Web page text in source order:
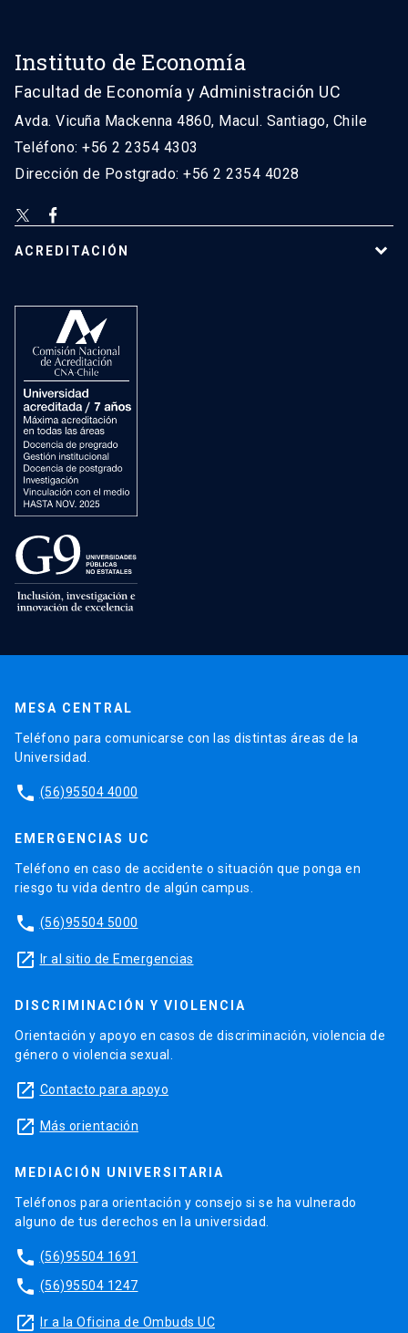
Instituto de Economía
Facultad de Economía y Administración UC
Avda. Vicuña Mackenna 4860, Macul. Santiago, Chile
Teléfono: +56 2 2354 4303
Dirección de Postgrado: +56 2 2354 4028
ACREDITACIÓN
MESA CENTRAL
Teléfono para comunicarse con las distintas áreas de la
Universidad.
phone (56)95504 4000
EMERGENCIAS UC
Teléfono en caso de accidente o situación que ponga en
riesgo tu vida dentro de algún campus.
phone (56)95504 5000
launch Ir al sitio de Emergencias
DISCRIMINACIÓN Y VIOLENCIA
Orientación y apoyo en casos de discriminación, violencia de
género o violencia sexual.
launch Contacto para apoyo
launch Más orientación
MEDIACIÓN UNIVERSITARIA
Teléfonos para orientación y consejo si se ha vulnerado
alguno de tus derechos en la universidad.
phone (56)95504 1691
phone (56)95504 1247
launch Ir a la Oficina de Ombuds UC